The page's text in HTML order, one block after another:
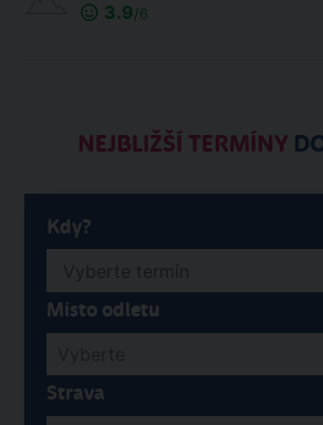
3.9/6
NEJBLIŽŠÍ TERMÍNY
Kdy?
Místo odletu
Strava